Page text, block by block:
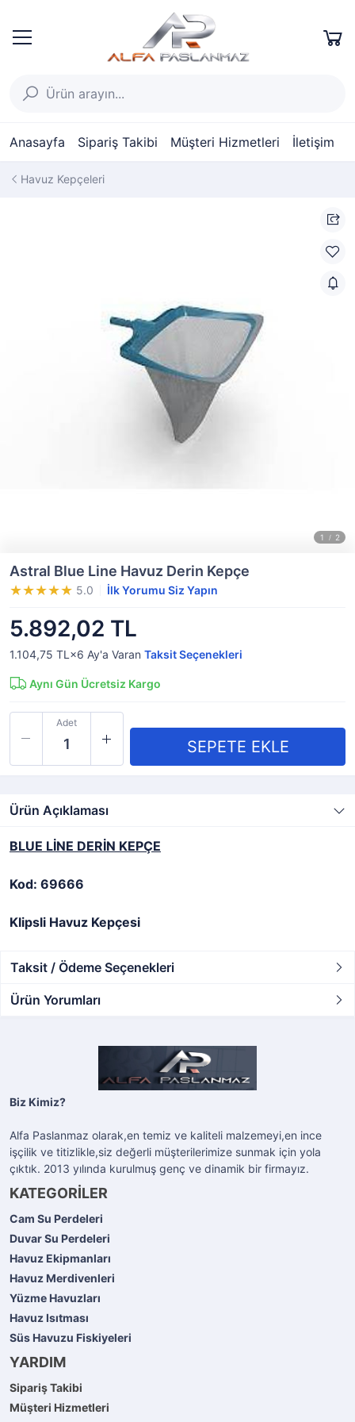
Anasayfa Sipariş Takibi Müşteri Hizmetleri İletişim
Havuz Kepçeleri
Astral Blue Line Havuz Derin Kepçe
5.0 İlk Yorumu Siz Yapın
5.892,02 TL
1.104,75 TL×6 Ay'a Varan Taksit Seçenekleri
Aynı Gün Ücretsiz Kargo
Adet
Ürün Açıklaması
BLUE LİNE DERİN KEPÇE
Kod: 69666
Klipsli Havuz Kepçesi
Taksit / Ödeme Seçenekleri
Ürün Yorumları
Biz Kimiz?
Alfa Paslanmaz olarak,en temiz ve kaliteli malzemeyi,en ince
işçilik ve titizlikle,siz değerli müşterilerimize sunmak için yola
çıktık. 2013 yılında kurulmuş genç ve dinamik bir firmayız.
KATEGORİLER
Cam Su Perdeleri
Duvar Su Perdeleri
Havuz Ekipmanları
Havuz Merdivenleri
Yüzme Havuzları
Havuz Isıtması
Süs Havuzu Fiskiyeleri
YARDIM
Sipariş Takibi
Müşteri Hizmetleri